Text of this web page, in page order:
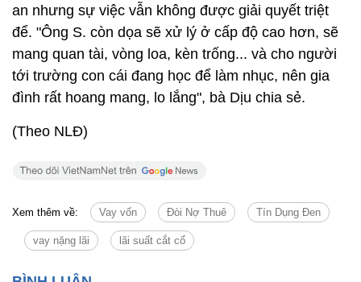
an nhưng sự việc vẫn không được giải quyết triệt
để. "Ông S. còn dọa sẽ xử lý ở cấp độ cao hơn, sẽ
mang quan tài, vòng loa, kèn trống... và cho người
tới trường con cái đang học để làm nhục, nên gia
đình rất hoang mang, lo lắng", bà Dịu chia sẻ.
(Theo NLĐ)
Xem thêm về: Vay vốn Đòi Nợ Thuê Tín Dụng Đen
vay nặng lãi lãi suất cắt cổ